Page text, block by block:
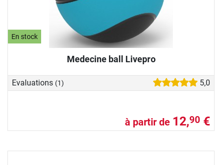
En stock
Medecine ball Livepro
Evaluations (1) 5,0
à partir de 12,90 €